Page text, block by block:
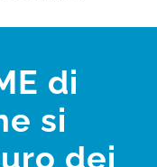
di
si
dei